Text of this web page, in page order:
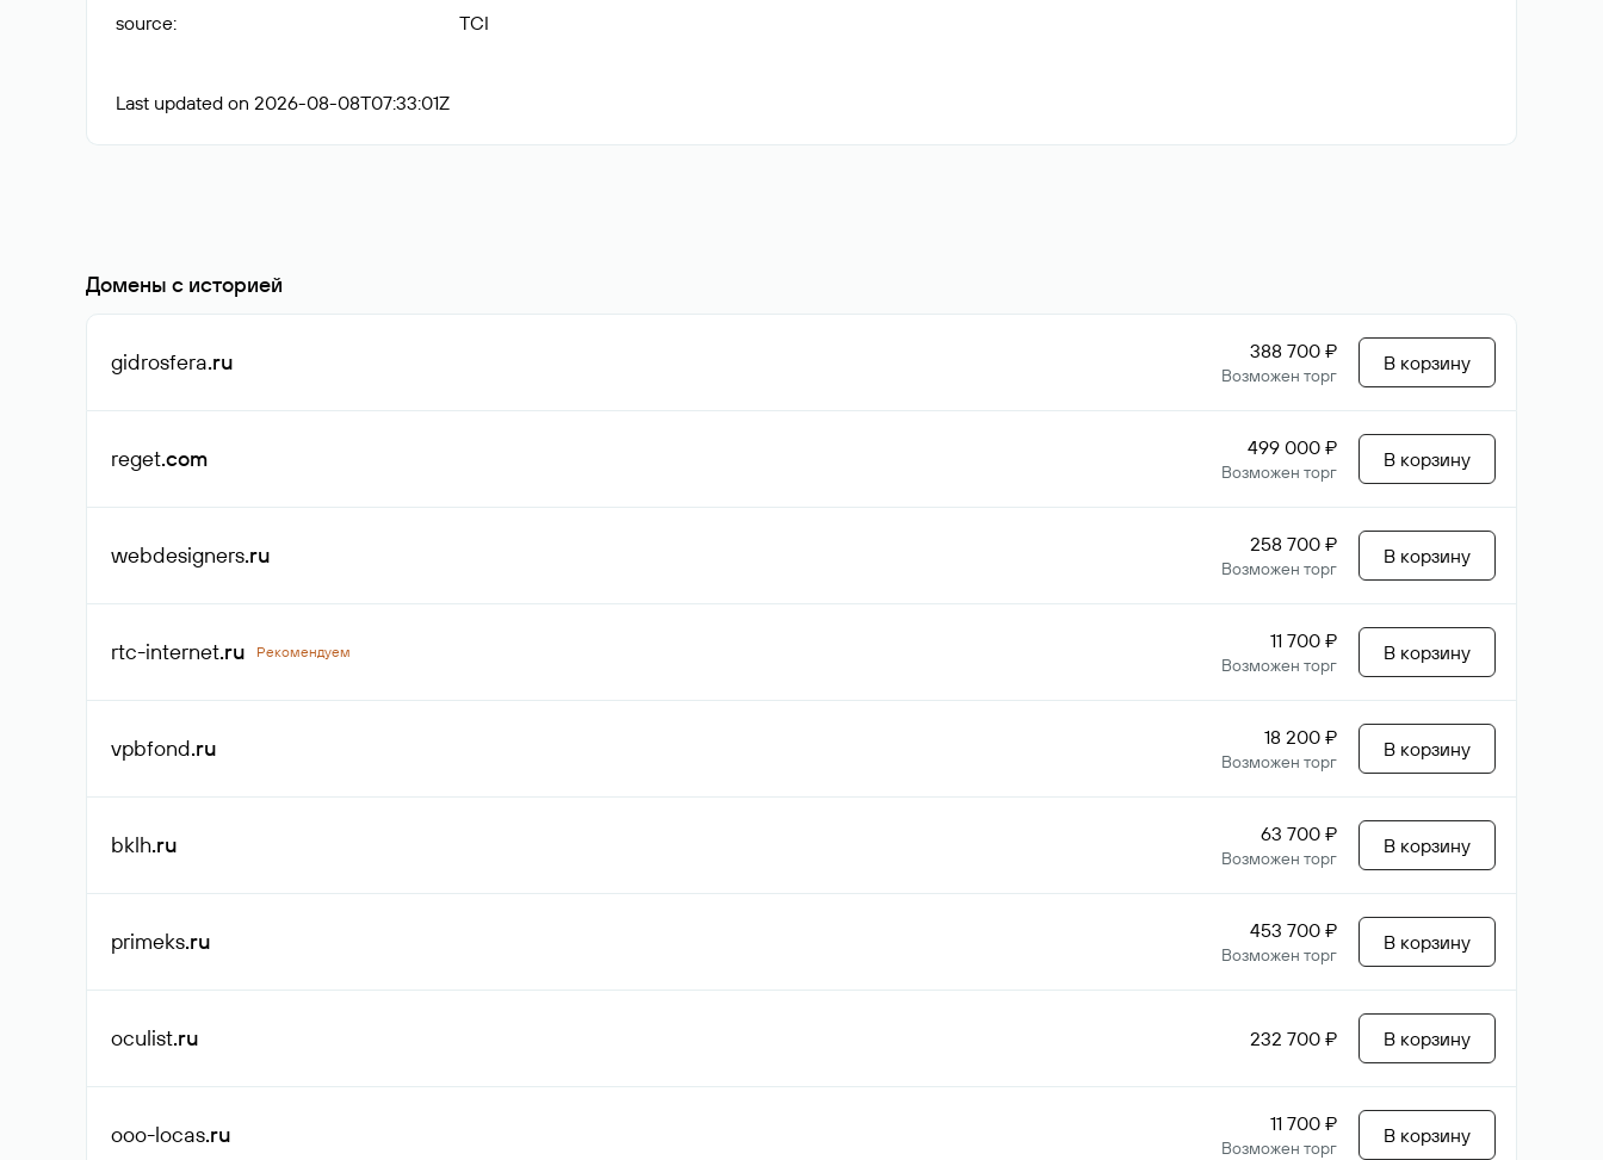
source: TCI
Last updated on 2026-08-08T07:33:01Z
Домены с историей
gidrosfera.ru 388 700 ₽
Возможен торг
В корзину
reget.com 499 000 ₽
Возможен торг
В корзину
webdesigners.ru 258 700 ₽
Возможен торг
В корзину
rtc-internet.ru Рекомендуем 11 700 ₽
Возможен торг
В корзину
vpbfond.ru 18 200 ₽
Возможен торг
В корзину
bklh.ru 63 700 ₽
Возможен торг
В корзину
primeks.ru 453 700 ₽
Возможен торг
В корзину
oculist.ru 232 700 ₽ В корзину
ooo-locas.ru 11 700 ₽
Возможен торг
В корзину